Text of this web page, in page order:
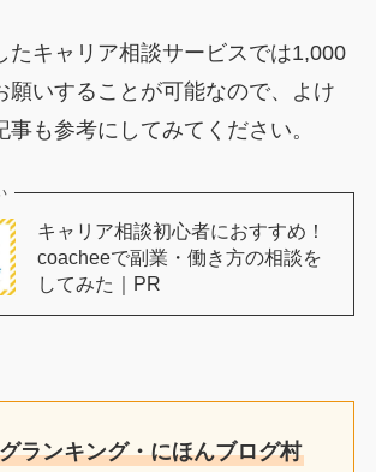
たキャリア相談サービスでは1,000
願いすることが可能なので、よけ
事も参考にしてみてください。
キャリア相談初心者におすすめ！
coacheeで副業・働き方の相談を
してみた｜PR
ランキング・にほんブログ村